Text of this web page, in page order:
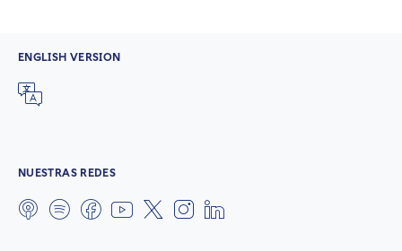
ENGLISH VERSION
NUESTRAS REDES